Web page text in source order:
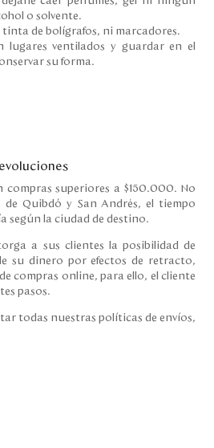
o solvente.
de bolígrafos, ni marcadores.
lugares ventilados y guardar en el
su forma.
compras superiores a $150.000. No
de Quibdó y San Andrés, el tiempo
según la ciudad de destino.
a sus clientes la posibilidad de
su dinero por efectos de retracto,
compras online, para ello, el cliente
pasos.
todas nuestras políticas de envíos,